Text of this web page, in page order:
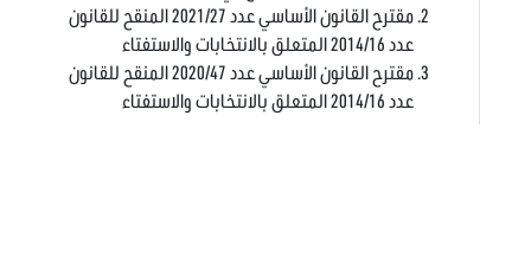
مقترح القانون الأساسي عدد 2021/27 المنقح للقانون
عدد 2014/16 المتعلق بالانتخابات والاستفتاء
مقترح القانون الأساسي عدد 2020/47 المنقح للقانون
عدد 2014/16 المتعلق بالانتخابات والاستفتاء